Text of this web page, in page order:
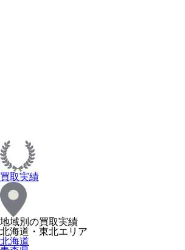
買取実績
地域別の買取実績
北海道・東北エリア
北海道